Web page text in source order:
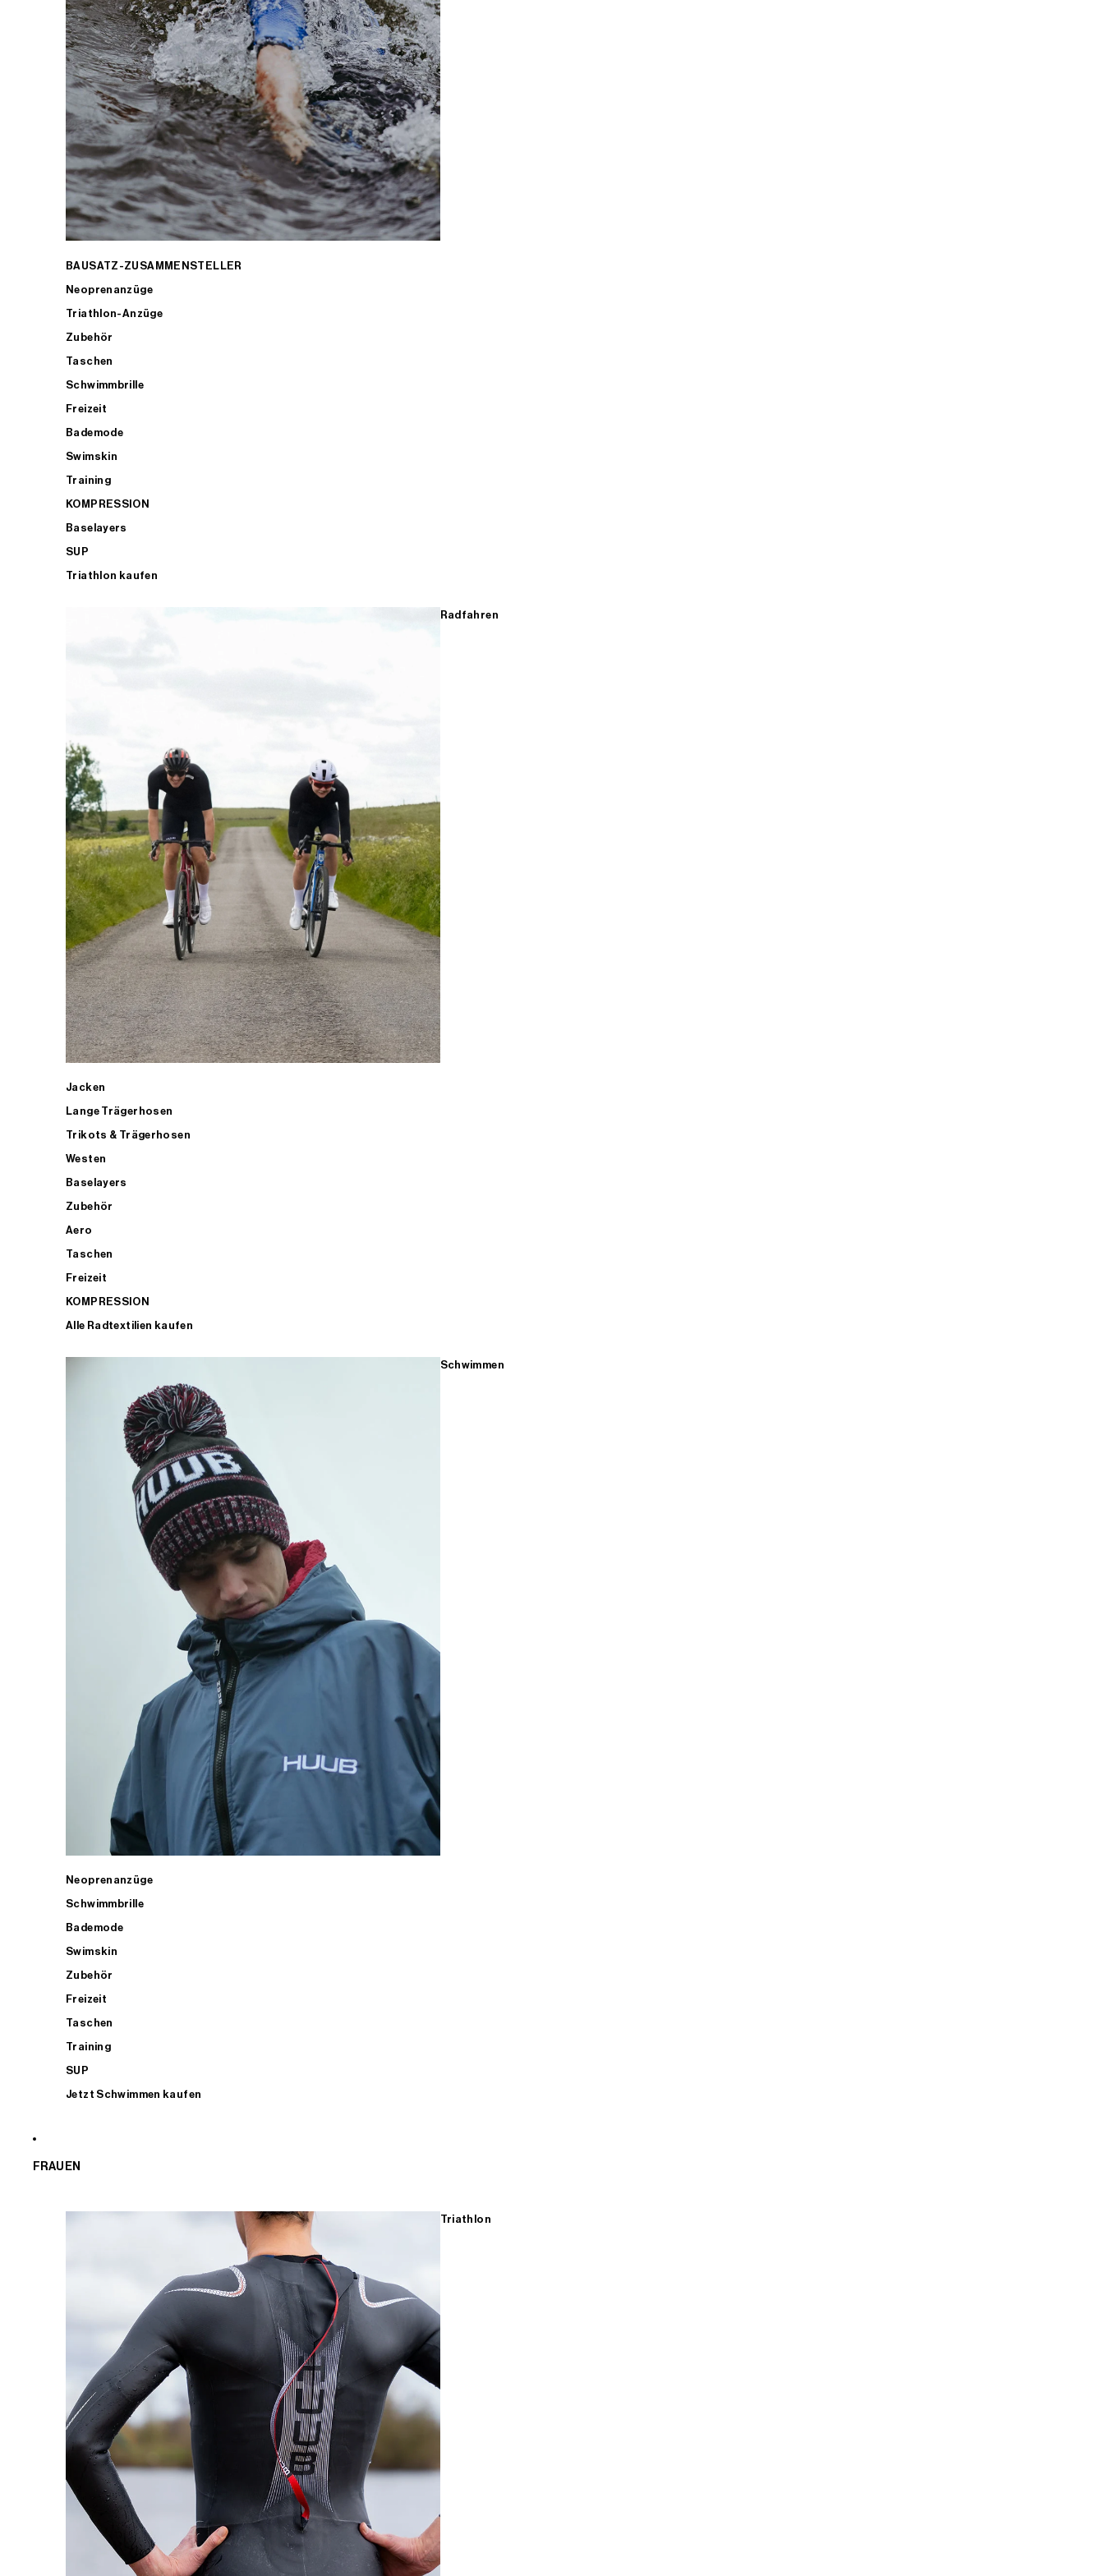
BAUSATZ-ZUSAMMENSTELLER
Neoprenanzüge
Triathlon-Anzüge
Zubehör
Taschen
Schwimmbrille
Freizeit
Bademode
Swimskin
Training
KOMPRESSION
Baselayers
SUP
Triathlon kaufen
Radfahren
Jacken
Lange Trägerhosen
Trikots & Trägerhosen
Westen
Baselayers
Zubehör
Aero
Taschen
Freizeit
KOMPRESSION
Alle Radtextilien kaufen
Schwimmen
Neoprenanzüge
Schwimmbrille
Bademode
Swimskin
Zubehör
Freizeit
Taschen
Training
SUP
Jetzt Schwimmen kaufen
FRAUEN
Triathlon